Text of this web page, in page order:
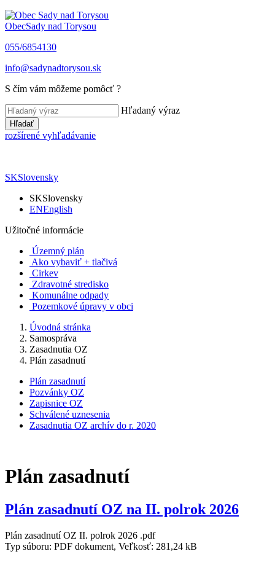
ObecSady nad Torysou
055/6854130
info@sadynadtorysou.sk
S čím vám môžeme pomôcť ?
Hľadaný výraz
Hľadať
rozšírené vyhľadávanie
SKSlovensky
SKSlovensky
ENEnglish
Užitočné informácie
Územný plán
Ako vybaviť + tlačivá
Cirkev
Zdravotné stredisko
Komunálne odpady
Pozemkové úpravy v obci
Úvodná stránka
Samospráva
Zasadnutia OZ
Plán zasadnutí
Plán zasadnutí
Pozvánky OZ
Zapisnice OZ
Schválené uznesenia
Zasadnutia OZ archív do r. 2020
Plán zasadnutí
Plán zasadnutí OZ na II. polrok 2026
Plán zasadnutí OZ II. polrok 2026 .pdf
Typ súboru: PDF dokument, Veľkosť: 281,24 kB